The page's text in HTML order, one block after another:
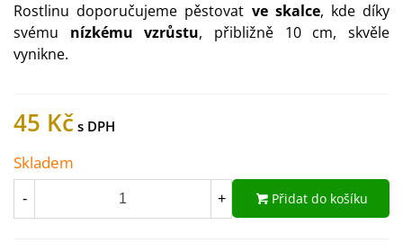
Rostlinu doporučujeme pěstovat ve skalce, kde díky
svému nízkému vzrůstu, přibližně 10 cm, skvěle
vynikne.
45 Kč
Skladem
- + Přidat do košíku